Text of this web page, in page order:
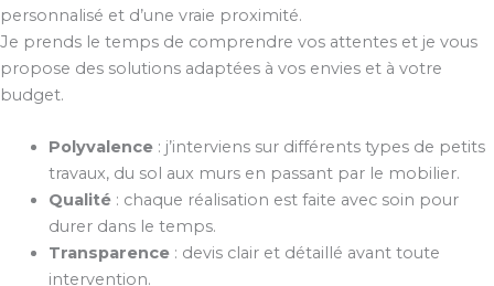
personnalisé et d’une vraie proximité.
Je prends le temps de comprendre vos attentes et je vous
propose des solutions adaptées à vos envies et à votre
budget.
Polyvalence: j’interviens sur différents types de petits
travaux, du sol aux murs en passant par le mobilier.
Qualité: chaque réalisation est faite avec soin pour
durer dans le temps.
Transparence: devis clair et détaillé avant toute
intervention.